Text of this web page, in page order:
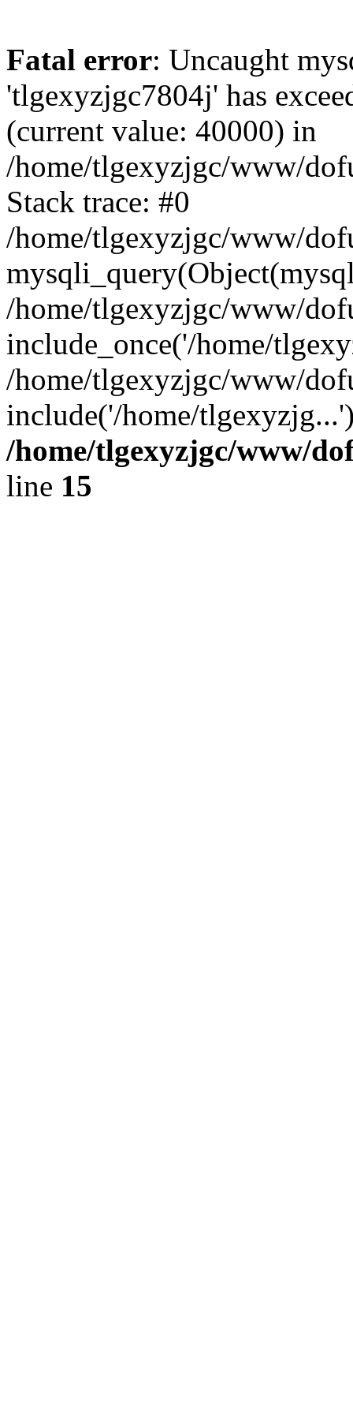
Fatal error: Uncaught
'tlgexyzjgc7804j' has
(current value: 40000) in
/home/tlgexyzjgc/www/
Stack trace: #0
/home/tlgexyzjgc/www/
/home/tlgexyzjgc/www/
include_once('/home/
/home/tlgexyzjgc/www/
include('/home/
/home/tlgexyzjgc/www/
line 15